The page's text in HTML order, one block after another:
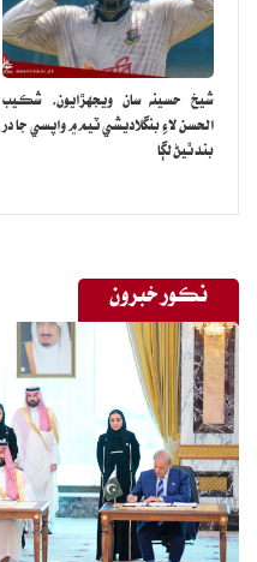
شيخ حسينه سان ويجهڙايون، شڪيب
الحسن لاءِ بنگلاديشي ٽيم ۾ واپسي جا در
بند ٿيڻ لڳا
نڪور خبرون